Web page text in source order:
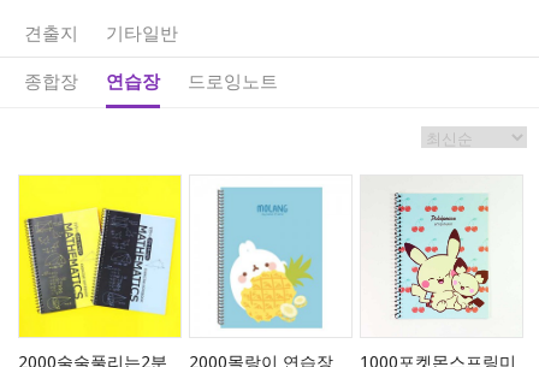
견출지
기타일반
종합장
연습장 드로잉노트
2000술술풀리는2분
2000몰랑이 연습장
1000포켓몬스프링미